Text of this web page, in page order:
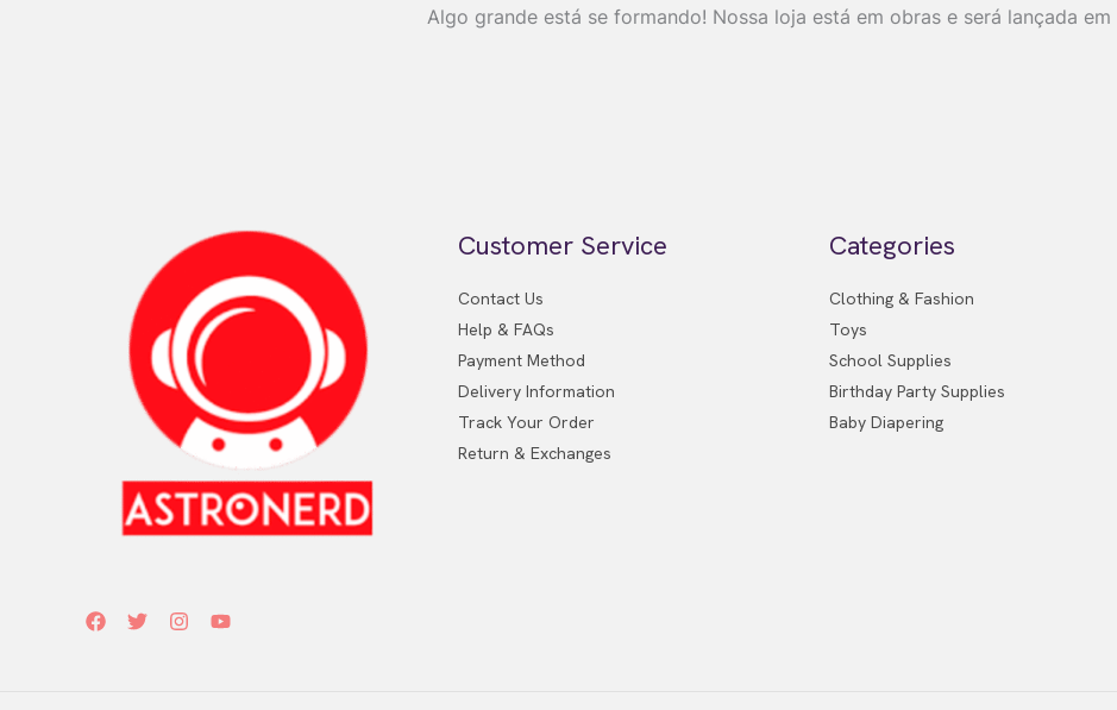
Algo grande está se formando! Nossa loja está em obras e será lançada em
Customer Service
Contact Us
Help & FAQs
Payment Method
Delivery Information
Track Your Order
Return & Exchanges
Categories
Clothing & Fashion
Toys
School Supplies
Birthday Party Supplies
Baby Diapering